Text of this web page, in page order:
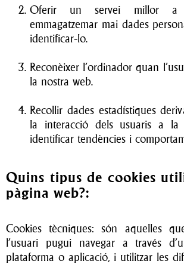
Oferir un servei millor a
emmagatzemar mai dades
identificar-lo.
Reconèixer l’ordinador quan
la nostra web.
Recollir dades estadístiques
la interacció dels usuaris a
identificar tendències i
Quins tipus de cookies
pàgina web?:
Cookies tècniques: són aquelles
l’usuari pugui navegar a través
plataforma o aplicació, i utilitzar les